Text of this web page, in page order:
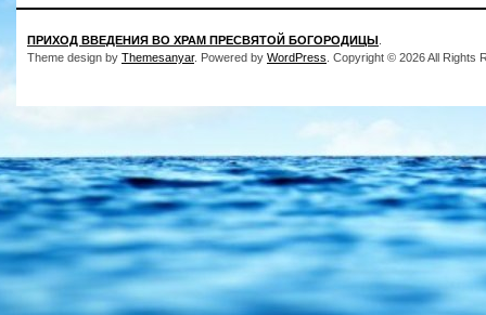
ПРИХОД ВВЕДЕНИЯ ВО ХРАМ ПРЕСВЯТОЙ БОГОРОДИЦЫ
Theme design by Themesanyar. Powered by WordPress . Copyright © 2026 All Rights